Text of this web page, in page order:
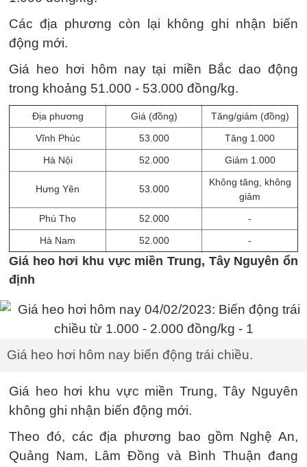
Các địa phương còn lại không ghi nhận biến
động mới.
Giá heo hơi hôm nay tại miền Bắc dao động
trong khoảng 51.000 - 53.000 đồng/kg.
Địa phương Giá (đồng)
Tăng/giảm (đồng)
Vĩnh Phúc
53.000
Tăng 1.000
Hà Nội
52.000 Giảm 1.000
Hưng Yên 53.000
Không tăng, không
giảm
Phú Thọ
52.000
-
Hà Nam
52.000 -
Giá heo hơi khu vực miền Trung, Tây Nguyên ổn
định
Giá heo hơi hôm nay biến động trái chiều.
Giá heo hơi khu vực miền Trung, Tây Nguyên
không ghi nhận biến động mới.
Theo đó, các địa phương bao gồm Nghệ An,
Quảng Nam, Lâm Đồng và Bình Thuận đang